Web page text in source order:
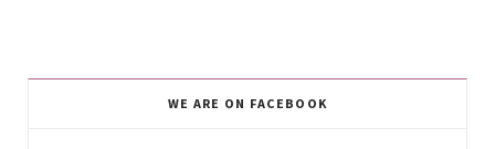
WE ARE ON FACEBOOK